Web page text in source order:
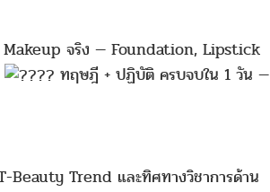
Makeup จริง — Foundation, Lipstick
ทฤษฎี + ปฏิบัติ ครบจบใน 1 วัน —
Beauty Trend และทิศทางวิชาการด้าน